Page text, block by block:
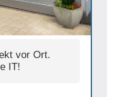
vor Ort.
IT!